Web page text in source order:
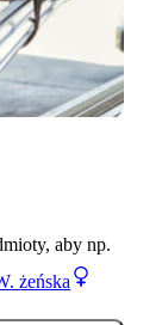
żeńska
aby np.